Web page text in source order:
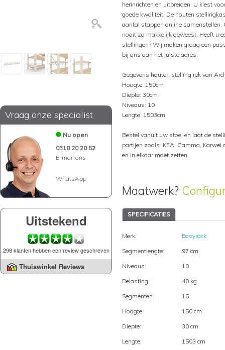
Vraag onze specialist
Nu open
0318 20 20 52
E-mail ons
WhatsApp
Uitstekend
298 klanten hebben een review geschreven
Thuiswinkel Reviews
herinrichten en uitbreiden. U kiest
goede kwaliteit! De houten
aantal stappen online
nooit zo makkelijk geweest. Heeft u
stellingen? Wij maken graag een
bij ons aan het juiste adres.
Gegevens houten stelling rek van
Hoogte: 150cm
Diepte: 30cm
Niveaus: 10
Lengte: 1503cm
Bestel vanuit uw stoel en laat de
partijen zoals IKEA, Gamma,
en in elkaar moet zetten.
Maatwerk?
SPECIFICATIES
Merk:
Easyrack
Segmentlengte:
97 cm
Niveaus:
10
Belasting:
40 kg
Segmenten:
15
Hoogte:
150 cm
Diepte:
30 cm
Lengte:
1503 cm